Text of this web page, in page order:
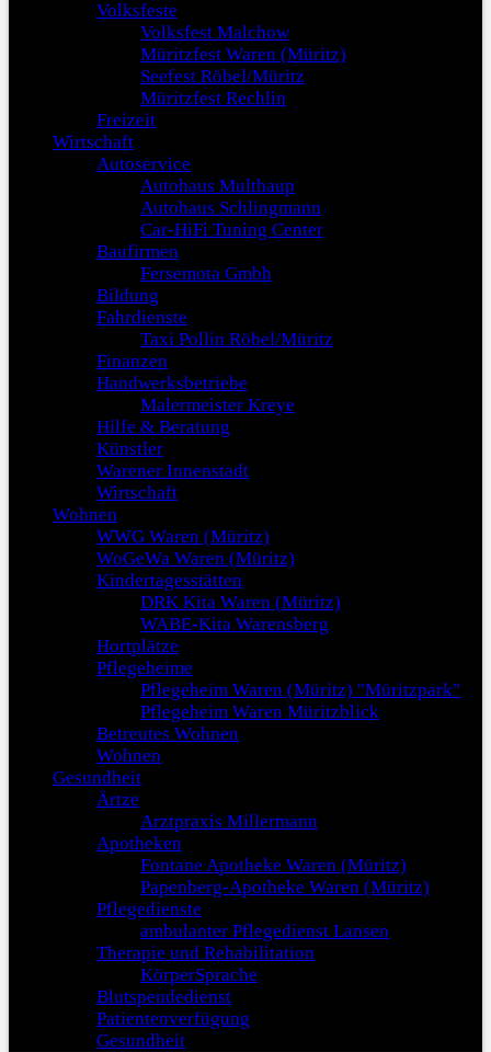
Volksfeste
Volksfest Malchow
Müritzfest Waren (Müritz)
Seefest Röbel/Müritz
Müritzfest Rechlin
Freizeit
Wirtschaft
Autoservice
Autohaus Multhaup
Autohaus Schlingmann
Car-HiFi Tuning Center
Baufirmen
Fersemota Gmbh
Bildung
Fahrdienste
Taxi Pollin Röbel/Müritz
Finanzen
Handwerksbetriebe
Malermeister Kreye
Hilfe & Beratung
Künstler
Warener Innenstadt
Wirtschaft
Wohnen
WWG Waren (Müritz)
WoGeWa Waren (Müritz)
Kindertagesstätten
DRK Kita Waren (Müritz)
WABE-Kita Warensberg
Hortplätze
Pflegeheime
Pflegeheim Waren (Müritz) "Müritzpark"
Pflegeheim Waren Müritzblick
Betreutes Wohnen
Wohnen
Gesundheit
Ärtze
Arztpraxis Millermann
Apotheken
Fontane Apotheke Waren (Müritz)
Papenberg-Apotheke Waren (Müritz)
Pflegedienste
ambulanter Pflegedienst Lansen
Therapie und Rehabilitation
KörperSprache
Blutspendedienst
Patientenverfügung
Gesundheit